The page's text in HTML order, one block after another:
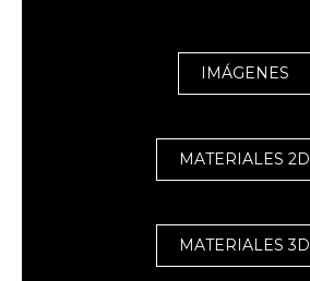
IMÁGENES
MATERIALES 2D
MATERIALES 3D